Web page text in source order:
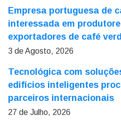
Empresa portuguesa de
interessada em
exportadores de café
3 de Agosto, 2026
Tecnológica com
edifícios inteligentes
parceiros internacionais
27 de Julho, 2026